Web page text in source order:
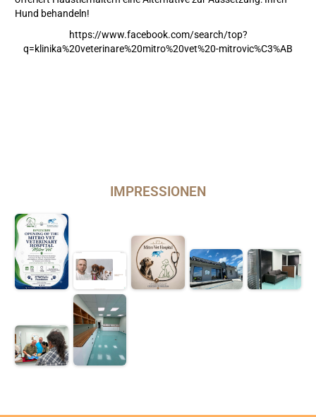
Hund behandeln!
https://www.facebook.com/search/top?
q=klinika%20veterinare%20mitro%20vet%20-mitrovic%C3%AB
IMPRESSIONEN